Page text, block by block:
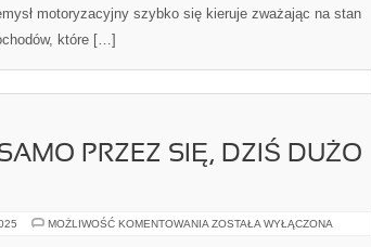
motoryzacyjny szybko się kieruje zważając na stan
które […]
PRZEZ SIĘ, DZIŚ DUŻO
MOŻLIWOŚĆ KOMENTOWANIA JAK
ZOSTAŁA WYŁĄCZONA